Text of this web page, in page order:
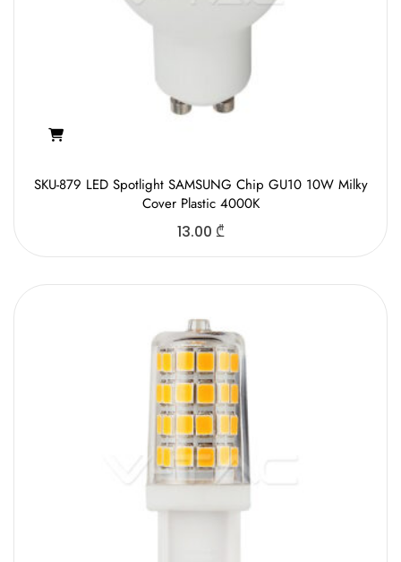
SKU-879 LED Spotlight SAMSUNG Chip GU10 10W Milky
Cover Plastic 4000K
13.00 ₾